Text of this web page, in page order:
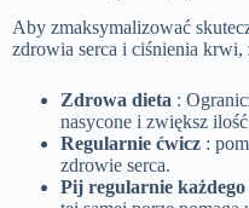
Aby zmaksymalizować
zdrowia serca i ciśnienia krwi,
Zdrowa dieta :
nasycone i zwiększ
Regularnie ćwicz :
zdrowie serca.
Pij regularnie każdego